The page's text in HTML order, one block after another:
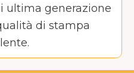
ultima generazione
di stampa